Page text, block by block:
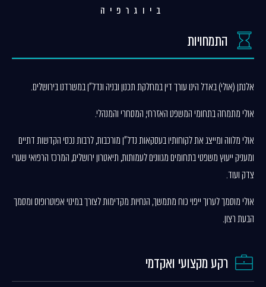
ביוגרפיה
התמחויות
אלנתן (אולי) באדל הינו עורך דין במחלקת תכנון ובניה ונדל"ן במשרדנו בירושלים.
אולי מתמחה בתחומי המשפט האזרחי, המסחרי והמנהלי.
אולי מלווה ומייצג את לקוחותיו בעסקאות נדל"ן מורכבות, לרבות נכסי הקדשות דתיים
ומעניק ייעוץ משפטי בתחומים מגוונים לעמותות, תיאטרון ירושלים, המרכז הרפואי שערי
צדק ועוד.
אולי מוסמך לערוך ייפוי כוח מתמשך, הנחיות מקדימות לצורך במינוי אפוטרופוס ומסמך
הבעת רצון.
רקע מקצועי ואקדמי